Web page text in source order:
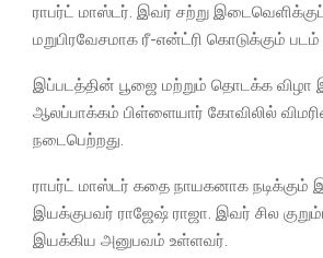
ராபர்ட் மாஸ்டர். இவர் சற்று
மறுபிரவேசமாக ரீ-என்ட்ரி கொடுக்கும் படம்
இப்படத்தின் பூஜை மற்றும் தொடக்க
ஆலப்பாக்கம் பிள்ளையார் கோவிலில்
நடைபெற்றது.
ராபர்ட் மாஸ்டர் கதை நாயகனாக
இயக்குபவர் ராஜேஷ் ராஜா. இவர் சில
இயக்கிய அனுபவம் உள்ளவர்.